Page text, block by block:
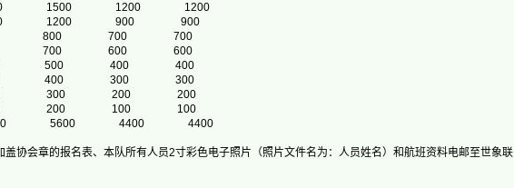
1500 1500 1200 1200
1200 1200 900 900
800 800 700 700
700 700 600 600
500 500 400 400
400 400 300 300
300 300 200 200
200 200 100 100
5600 5600 4400 4400
盖协会章的报名表、本队所有人员2寸彩色电子照片（照片文件名为：人员姓名）和航班资料电邮至世象联